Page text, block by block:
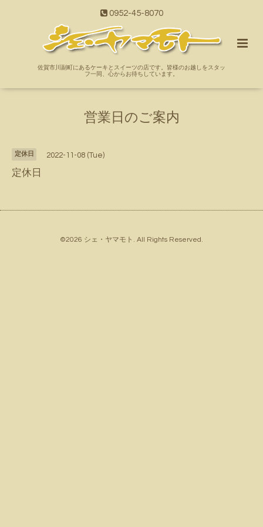
0952-45-8070
佐賀市川副町にあるケーキとスイーツの店です。皆様のお越しをスタッ
フ一同、心からお待ちしています。
営業日のご案内
定休日 2022-11-08 (Tue)
定休日
©2026 シェ・ヤマモト . All Rights Reserved.